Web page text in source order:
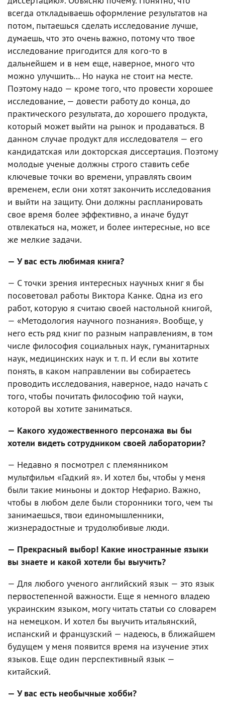
всегда откладываешь оформление результатов на
потом, пытаешься сделать исследование лучше,
думаешь, что это очень важно, потому что твое
исследование пригодится для кого-то в
дальнейшем и в нем еще, наверное, много что
можно улучшить… Но наука не стоит на месте.
Поэтому надо — кроме того, что провести хорошее
исследование, — довести работу до конца, до
практического результата, до хорошего продукта,
который может выйти на рынок и продаваться. В
данном случае продукт для исследователя — его
кандидатская или докторская диссертация. Поэтому
молодые ученые должны строго ставить себе
ключевые точки во времени, управлять своим
временем, если они хотят закончить исследования
и выйти на защиту. Они должны распланировать
свое время более эффективно, а иначе будут
отвлекаться на, может, и более интересные, но все
же мелкие задачи.
— У вас есть любимая книга?
— С точки зрения интересных научных книг я бы
посоветовал работы Виктора Канке. Одна из его
работ, которую я считаю своей настольной книгой,
— «Методология научного познания». Вообще, у
него есть ряд книг по разным направлениям, в том
числе философия социальных наук, гуманитарных
наук, медицинских наук и т. п. И если вы хотите
понять, в каком направлении вы собираетесь
проводить исследования, наверное, надо начать с
того, чтобы почитать философию той науки,
которой вы хотите заниматься.
— Какого художественного персонажа вы бы
хотели видеть сотрудником своей лаборатории?
— Недавно я посмотрел с племянником
мультфильм «Гадкий я». И хотел бы, чтобы у меня
были такие миньоны и доктор Нефарио. Важно,
чтобы в любом деле были сторонники того, чем ты
занимаешься, твои единомышленники,
жизнерадостные и трудолюбивые люди.
— Прекрасный выбор! Какие иностранные языки
вы знаете и какой хотели бы выучить?
— Для любого ученого английский язык — это язык
первостепенной важности. Еще я немного владею
украинским языком, могу читать статьи со словарем
на немецком. И хотел бы выучить итальянский,
испанский и французский — надеюсь, в ближайшем
будущем у меня появится время на изучение этих
языков. Еще один перспективный язык —
китайский.
— У вас есть необычные хобби?